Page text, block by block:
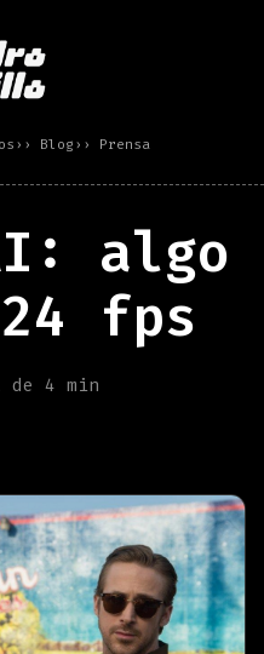
›› Blog ›› Prensa
algo
fps
de 4 min